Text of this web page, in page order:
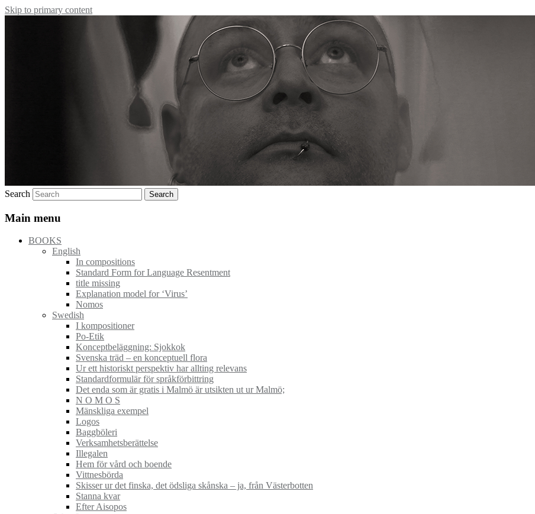
Skip to primary content
Poet, publishing house etc.
Search
Main menu
BOOKS
English
In compositions
Standard Form for Language Resentment
title missing
Explanation model for ‘Virus’
Nomos
Swedish
I kompositioner
Po-Etik
Konceptbeläggning: Sjokkok
Svenska träd – en konceptuell flora
Ur ett historiskt perspektiv har allting relevans
Standardformulär för språkförbittring
Det enda som är gratis i Malmö är utsikten ut ur Malmö;
N O M O S
Mänskliga exempel
Logos
Baggböleri
Verksamhetsberättelse
Illegalen
Hem för vård och boende
Vittnesbörda
Skisser ur det finska, det ödsliga skånska – ja, från Västerbotten
Stanna kvar
Efter Aisopos